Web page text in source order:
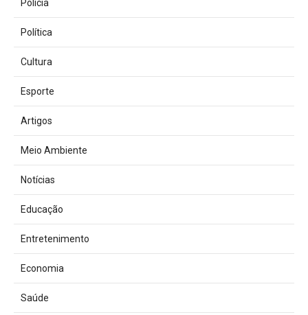
Polícia
Política
Cultura
Esporte
Artigos
Meio Ambiente
Notícias
Educação
Entretenimento
Economia
Saúde